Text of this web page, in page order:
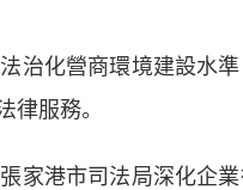
化營商環境建設水準
律服務。
港市司法局深化企業